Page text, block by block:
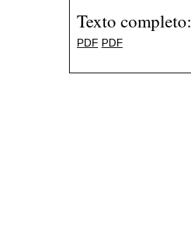
Texto completo:
PDF PDF